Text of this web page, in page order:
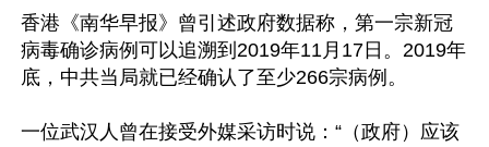
香港《南华早报》曾引述政府数据称，第一宗新冠
病毒确诊病例可以追溯到2019年11月17日。2019年
底，中共当局就已经确认了至少266宗病例。
一位武汉人曾在接受外媒采访时说：“（政府）应该